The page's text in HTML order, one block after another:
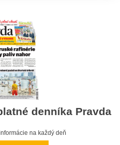
denníka Pravda
na každý deň